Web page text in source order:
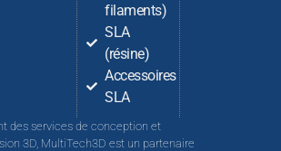
filaments)
SLA
(résine)
Accessoires
SLA
des services de conception et
3D, MultiTech3D est un partenaire